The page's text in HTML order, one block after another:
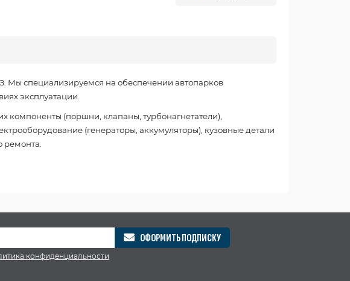
Мы специализируемся на обеспечении автопарков
эксплуатации.
компоненты (поршни, клапаны, турбонагнетатели),
(генераторы, аккумуляторы), кузовные детали
ремонта.
ОФОРМИТЬ ПОДПИСКУ
конфиденциальности